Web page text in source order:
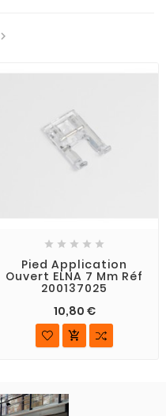

    
Pied Application
Ouvert ELNA 7 Mm Réf
200137025
10,80 €
